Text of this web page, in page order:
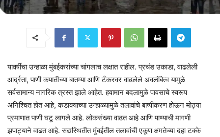
यावर्षीचा उन्हाळा मुंबईकरांच्या चांगलाच लक्षात राहील. प्रचंड उकाडा, वाढलेली
आर्द्रता, पाणी कपातीच्या बातम्या आणि टँकरवर वाढलेले अवलंबित्व यामुळे
सर्वसामान्य नागरिक त्रस्त झाले आहेत. हवामान बदलामुळे पावसाचे स्वरूप
अनिश्चित होत आहे, कडाक्याच्या उन्हाळ्यामुळे तलावांचे बाष्पीकरण होऊन मोठ्या
प्रमाणात पाणी घटू लागले आहे. लोकसंख्या वाढत आहे आणि पाण्याची मागणी
झपाट्याने वाढत आहे. सद्यस्थितीत मुंबईतील तलावांची एकूण क्षमतेच्या दहा टक्के